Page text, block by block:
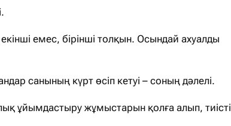
емес, бірінші толқын. Осындай ахуалды
санының күрт өсіп кетуі – соның дәлелі.
ұйымдастыру жұмыстарын қолға алып, тиісті